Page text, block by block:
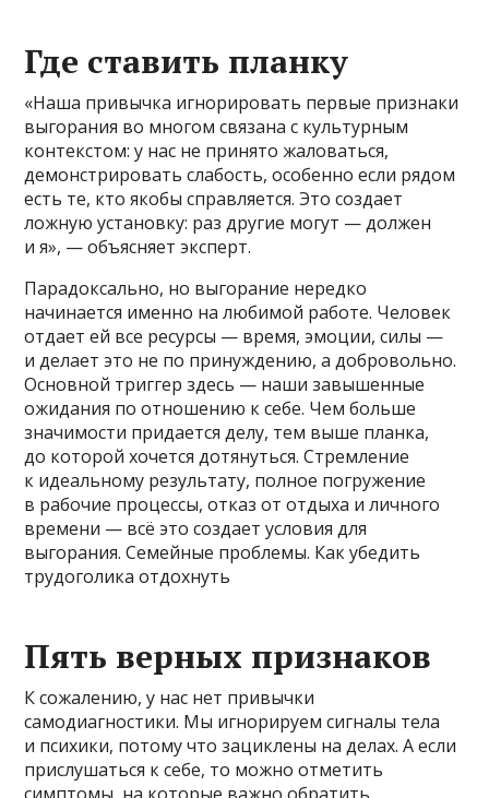
Где ставить планку
«Наша привычка игнорировать первые признаки
выгорания во многом связана с культурным
контекстом: у нас не принято жаловаться,
демонстрировать слабость, особенно если рядом
есть те, кто якобы справляется. Это создает
ложную установку: раз другие могут — должен
и я», — объясняет эксперт.
Парадоксально, но выгорание нередко
начинается именно на любимой работе. Человек
отдает ей все ресурсы — время, эмоции, силы —
и делает это не по принуждению, а добровольно.
Основной триггер здесь — наши завышенные
ожидания по отношению к себе. Чем больше
значимости придается делу, тем выше планка,
до которой хочется дотянуться. Стремление
к идеальному результату, полное погружение
в рабочие процессы, отказ от отдыха и личного
времени — всё это создает условия для
выгорания. Семейные проблемы. Как убедить
трудоголика отдохнуть
Пять верных признаков
К сожалению, у нас нет привычки
самодиагностики. Мы игнорируем сигналы тела
и психики, потому что зациклены на делах. А если
прислушаться к себе, то можно отметить